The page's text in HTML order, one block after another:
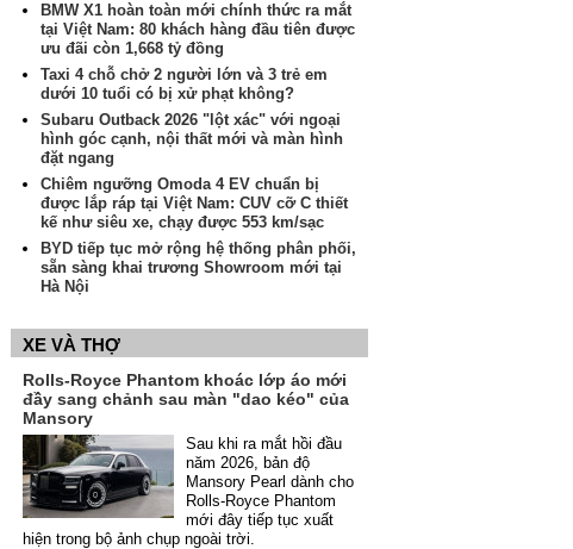
BMW X1 hoàn toàn mới chính thức ra mắt
tại Việt Nam: 80 khách hàng đầu tiên được
ưu đãi còn 1,668 tỷ đồng
Taxi 4 chỗ chở 2 người lớn và 3 trẻ em
dưới 10 tuổi có bị xử phạt không?
Subaru Outback 2026 "lột xác" với ngoại
hình góc cạnh, nội thất mới và màn hình
đặt ngang
Chiêm ngưỡng Omoda 4 EV chuẩn bị
được lắp ráp tại Việt Nam: CUV cỡ C thiết
kế như siêu xe, chạy được 553 km/sạc
BYD tiếp tục mở rộng hệ thống phân phối,
sẵn sàng khai trương Showroom mới tại
Hà Nội
XE VÀ THỢ
Rolls-Royce Phantom khoác lớp áo mới
đầy sang chảnh sau màn "dao kéo" của
Mansory
Sau khi ra mắt hồi đầu
năm 2026, bản độ
Mansory Pearl dành cho
Rolls-Royce Phantom
mới đây tiếp tục xuất
hiện trong bộ ảnh chụp ngoài trời.